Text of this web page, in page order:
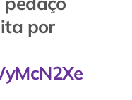
por